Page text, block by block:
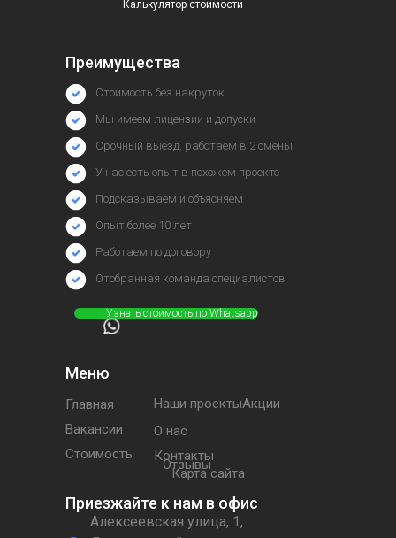
Алексеевская улица, 1,
Меню
Главная
Вакансии
Стоимость
Наши проектыАкции
О нас
Контакты
Преимущества
Приезжайте к нам в офис
Стоимость без накруток
Мы имеем лицензии и допуски
Срочный выезд, работаем в 2 смены
У нас есть опыт в похожем проекте
Подсказываем и объясняем
Опыт более 10 лет
Работаем по договору
⠀⠀⠀⠀Узнать стоимость по Whatsapp
Калькулятор стоимости
Отобранная команда специалистов
Отзывы
Карта сайта